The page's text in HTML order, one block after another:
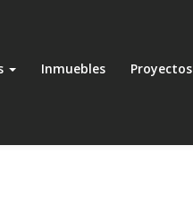
Inmuebles Proyectos